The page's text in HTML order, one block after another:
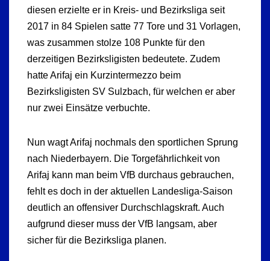
diesen erzielte er in Kreis- und Bezirksliga seit
2017 in 84 Spielen satte 77 Tore und 31 Vorlagen,
was zusammen stolze 108 Punkte für den
derzeitigen Bezirksligisten bedeutete. Zudem
hatte Arifaj ein Kurzintermezzo beim
Bezirksligisten SV Sulzbach, für welchen er aber
nur zwei Einsätze verbuchte.
Nun wagt Arifaj nochmals den sportlichen Sprung
nach Niederbayern. Die Torgefährlichkeit von
Arifaj kann man beim VfB durchaus gebrauchen,
fehlt es doch in der aktuellen Landesliga-Saison
deutlich an offensiver Durchschlagskraft. Auch
aufgrund dieser muss der VfB langsam, aber
sicher für die Bezirksliga planen.